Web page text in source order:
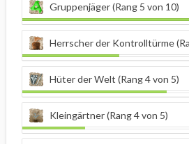
Gruppenjäger (Rang 5 von 10)
Herrscher der Kontrolltürme
Hüter der Welt (Rang 4 von 5)
Kleingärtner (Rang 4 von 5)